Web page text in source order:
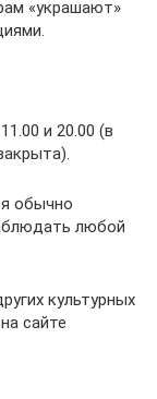
«украшают»
и 20.00 (в
обычно
любой
культурных
сайте